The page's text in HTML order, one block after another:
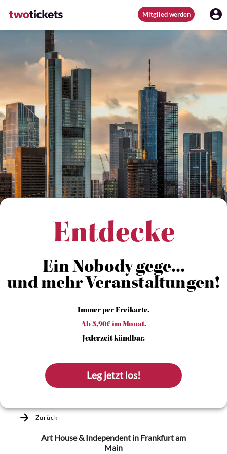
Mitglied werden
Entdecke
Ein Nobody gege...
und mehr Veranstaltungen!
Immer per Freikarte.
Ab 5,90€ im Monat.
Jederzeit kündbar.
Leg jetzt los!
Zurück
Art House & Independent in Frankfurt am
Main